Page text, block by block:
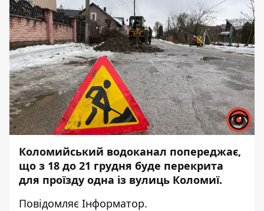
Коломийський водоканал попереджає,
що з 18 до 21 грудня буде перекрита
для проїзду одна із вулиць Коломиї.
Повідомляє Інформатор.